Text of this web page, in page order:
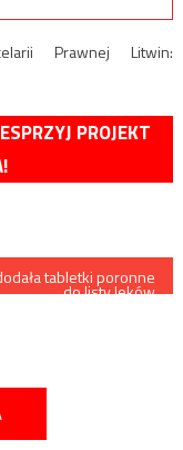
Prawnej Litwin:
PROJEKT
tabletki poronne
do listy leków